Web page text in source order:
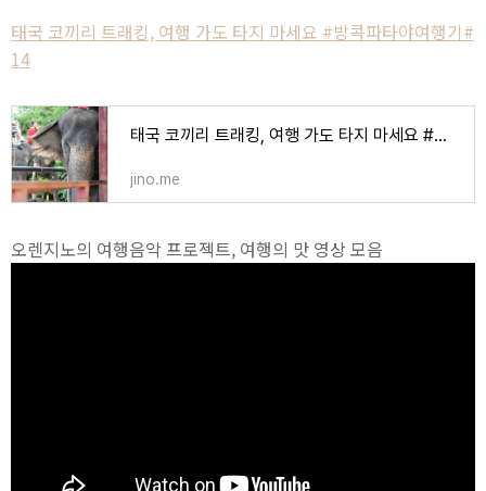
태국 코끼리 트래킹, 여행 가도 타지 마세요 #방콕파타야여행기#
14
태국 코끼리 트래킹, 여행 가도 타지 마세요 #방콕파타야여행기#14
jino.me
오렌지노의 여행음악 프로젝트, 여행의 맛 영상 모음